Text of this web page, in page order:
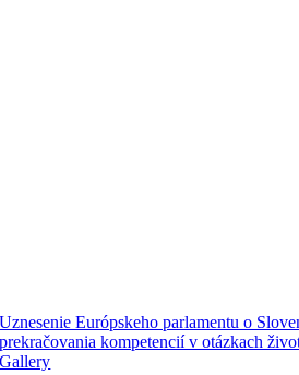
Uznesenie Európskeho parlamentu o
prekračovania kompetencií v otázkach
Gallery